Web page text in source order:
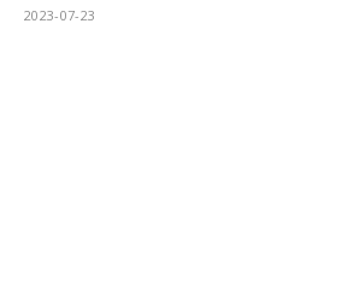
2023-07-23